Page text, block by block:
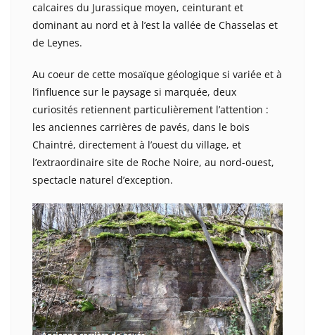
calcaires du Jurassique moyen, ceinturant et
dominant au nord et à l’est la vallée de Chasselas et
de Leynes.
Au coeur de cette mosaïque géologique si variée et à
l’influence sur le paysage si marquée, deux
curiosités retiennent particulièrement l’attention :
les anciennes carrières de pavés, dans le bois
Chaintré, directement à l’ouest du village, et
l’extraordinaire site de Roche Noire, au nord-ouest,
spectacle naturel d’exception.